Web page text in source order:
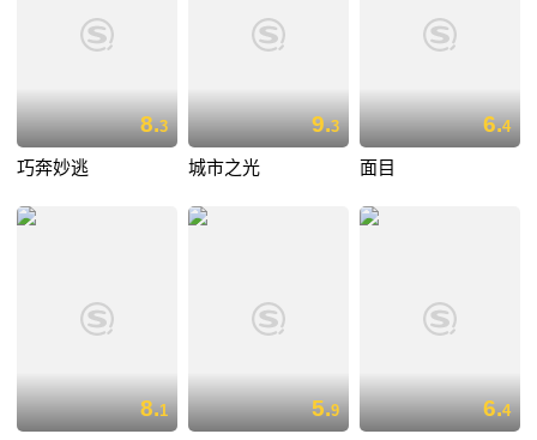
8.3
巧奔妙逃
9.3
城市之光
6.4
面目
8.1 5.9 6.4